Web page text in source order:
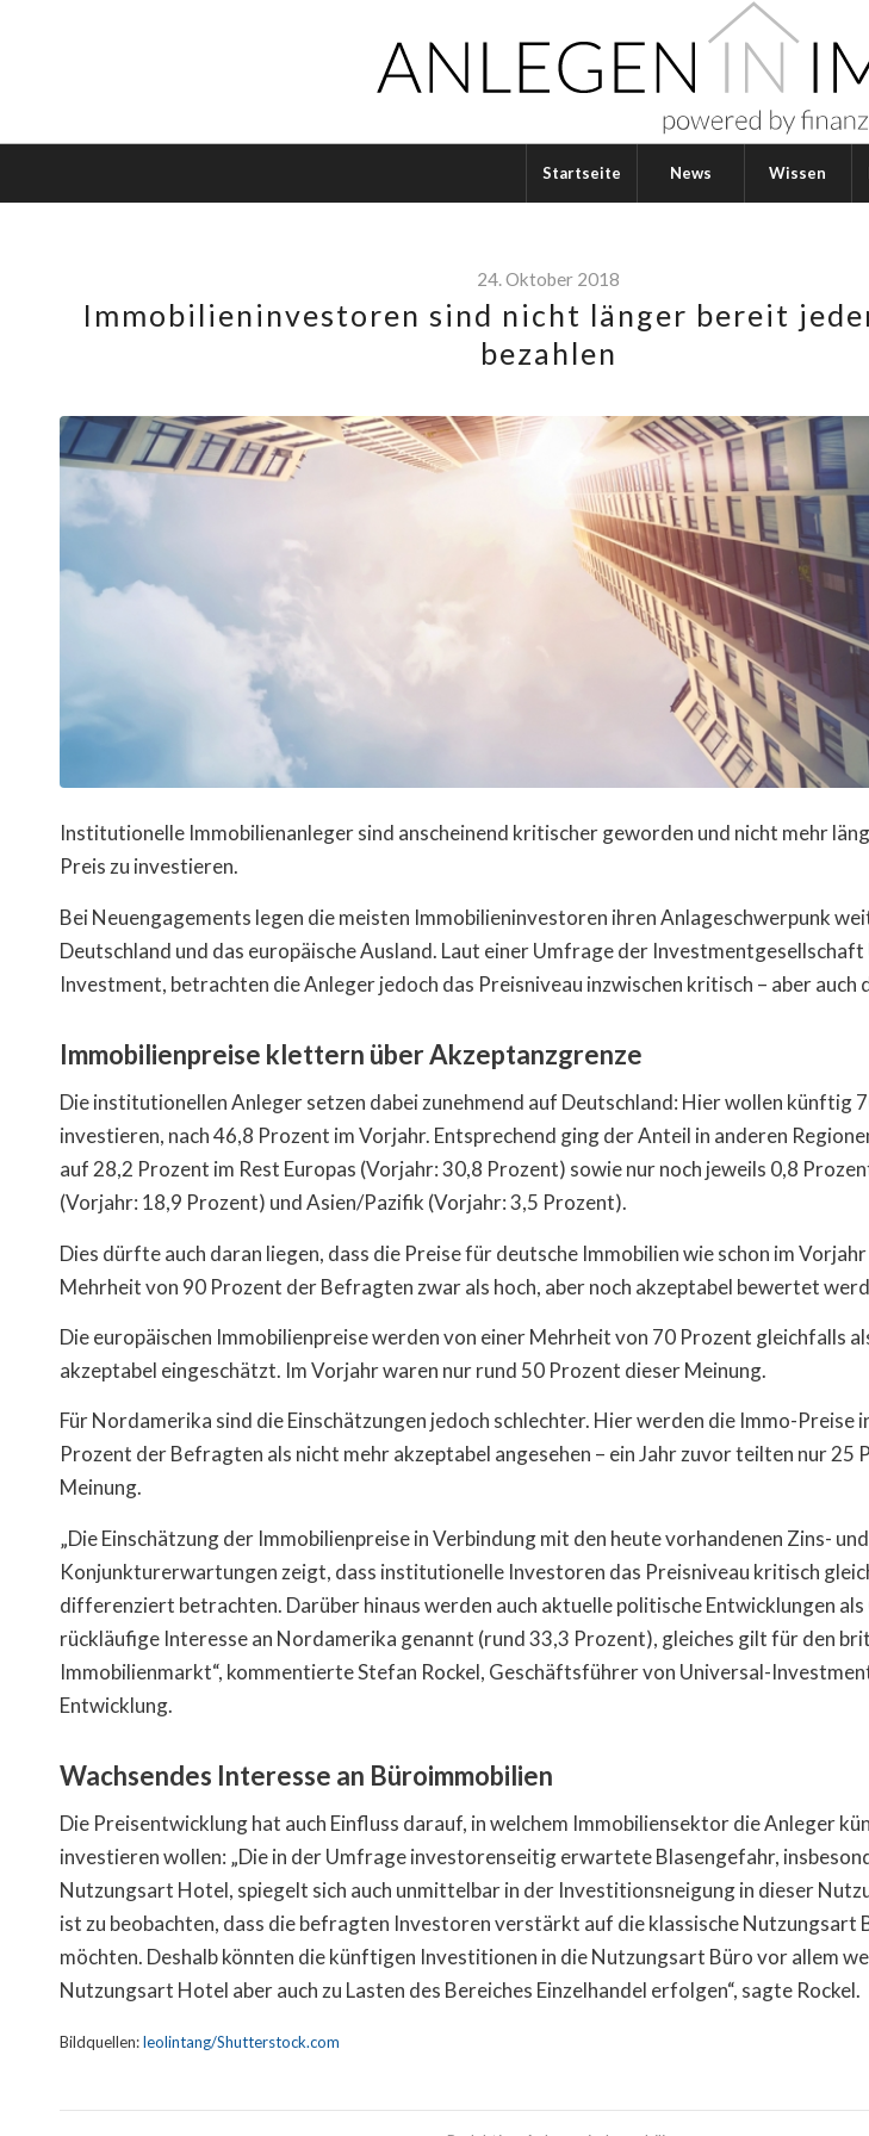
Startseite News Wissen
24. Oktober 2018
Immobilieninvestoren sind nicht länger bereit
bezahlen
Institutionelle Immobilienanleger sind anscheinend kritischer geworden und nicht mehr
Preis zu investieren.
Bei Neuengagements legen die meisten Immobilieninvestoren ihren Anlageschwerpunk
Deutschland und das europäische Ausland. Laut einer Umfrage der
Investment, betrachten die Anleger jedoch das Preisniveau inzwischen kritisch – aber
Immobilienpreise klettern über Akzeptanzgrenze
Die institutionellen Anleger setzen dabei zunehmend auf Deutschland: Hier wollen künftig
investieren, nach 46,8 Prozent im Vorjahr. Entsprechend ging der Anteil in anderen
auf 28,2 Prozent im Rest Europas (Vorjahr: 30,8 Prozent) sowie nur noch jeweils 0,8
(Vorjahr: 18,9 Prozent) und Asien/Pazifik (Vorjahr: 3,5 Prozent).
Dies dürfte auch daran liegen, dass die Preise für deutsche Immobilien wie schon im
Mehrheit von 90 Prozent der Befragten zwar als hoch, aber noch akzeptabel bewertet
Die europäischen Immobilienpreise werden von einer Mehrheit von 70 Prozent gleichfalls
akzeptabel eingeschätzt. Im Vorjahr waren nur rund 50 Prozent dieser Meinung.
Für Nordamerika sind die Einschätzungen jedoch schlechter. Hier werden die Immo-Preise
Prozent der Befragten als nicht mehr akzeptabel angesehen – ein Jahr zuvor teilten nur 25
Meinung.
„Die Einschätzung der Immobilienpreise in Verbindung mit den heute vorhandenen Zins- und
Konjunkturerwartungen zeigt, dass institutionelle Investoren das Preisniveau kritisch
differenziert betrachten. Darüber hinaus werden auch aktuelle politische Entwicklungen
rückläufige Interesse an Nordamerika genannt (rund 33,3 Prozent), gleiches gilt für den
Immobilienmarkt“, kommentierte Stefan Rockel, Geschäftsführer von Universal-
Entwicklung.
Wachsendes Interesse an Büroimmobilien
Die Preisentwicklung hat auch Einfluss darauf, in welchem Immobiliensektor die Anleger
investieren wollen: „Die in der Umfrage investorenseitig erwartete Blasengefahr,
Nutzungsart Hotel, spiegelt sich auch unmittelbar in der Investitionsneigung in dieser
ist zu beobachten, dass die befragten Investoren verstärkt auf die klassische Nutzungsart
möchten. Deshalb könnten die künftigen Investitionen in die Nutzungsart Büro vor allem
Nutzungsart Hotel aber auch zu Lasten des Bereiches Einzelhandel erfolgen“, sagte Rockel.
Bildquellen:leolintang/Shutterstock.com